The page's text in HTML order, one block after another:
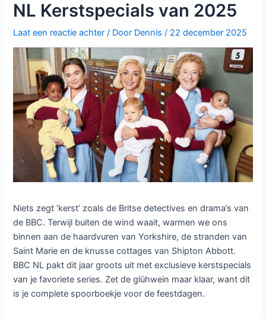
NL Kerstspecials van 2025
Laat een reactie achter / Door Dennis/ 22 december 2025
Niets zegt ‘kerst’ zoals de Britse detectives en drama’s van
de BBC. Terwijl buiten de wind waait, warmen we ons
binnen aan de haardvuren van Yorkshire, de stranden van
Saint Marie en de knusse cottages van Shipton Abbott.
BBC NL pakt dit jaar groots uit met exclusieve kerstspecials
van je favoriete series. Zet de glühwein maar klaar, want dit
is je complete spoorboekje voor de feestdagen.